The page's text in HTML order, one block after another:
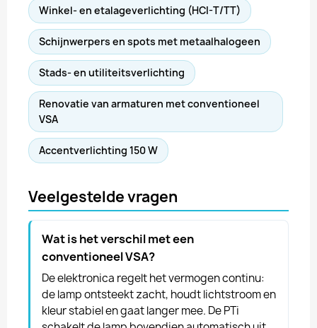
Winkel- en etalageverlichting (HCI-T/TT)
Schijnwerpers en spots met metaalhalogeen
Stads- en utiliteitsverlichting
Renovatie van armaturen met conventioneel
VSA
Accentverlichting 150 W
Veelgestelde vragen
Wat is het verschil met een
conventioneel VSA?
De elektronica regelt het vermogen continu:
de lamp ontsteekt zacht, houdt lichtstroom en
kleur stabiel en gaat langer mee. De PTi